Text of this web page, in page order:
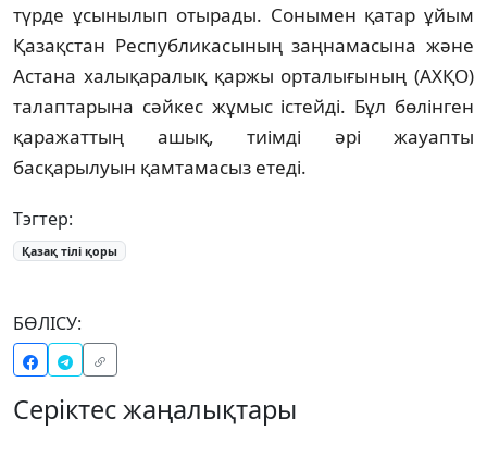
түрде ұсынылып отырады. Сонымен қатар ұйым
Қазақстан Республикасының заңнамасына және
Астана халықаралық қаржы орталығының (АХҚО)
талаптарына сәйкес жұмыс істейді. Бұл бөлінген
қаражаттың ашық, тиімді әрі жауапты
басқарылуын қамтамасыз етеді.
Тэгтер:
Қазақ тілі қоры
БӨЛІСУ:
Серіктес жаңалықтары